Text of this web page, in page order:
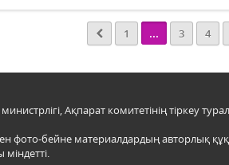
1 ... 3 4
Ақпарат комитетінің тіркеу
фото-бейне материалдардың авторлық